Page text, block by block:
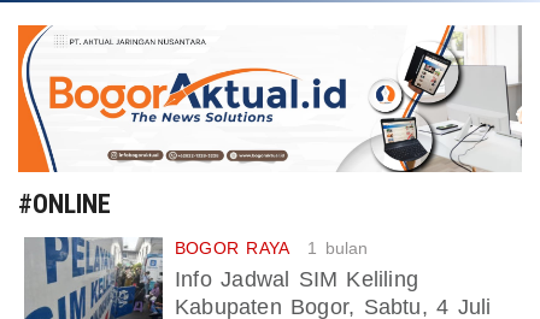
#ONLINE
BOGOR RAYA 1 bulan
Info Jadwal SIM Keliling
Kabupaten Bogor, Sabtu, 4 Juli